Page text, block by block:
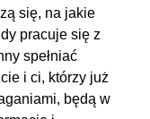
00:09:29
00:28:27
się, na jakie
pracuje się z
spełniać
i ci, którzy już
będą w